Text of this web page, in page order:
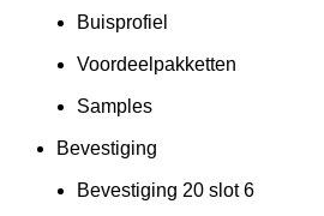
Buisprofiel
Voordeelpakketten
Samples
Bevestiging
Bevestiging 20 slot 6